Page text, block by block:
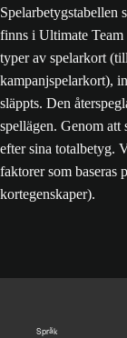
Spelarbetygstabellen
finns i Ultimate Team
typer av spelarkort
kampanjspelarkort),
släppts. Den
spellägen. Genom att
efter sina totalbetyg.
faktorer som baseras
kortegenskaper).
Språk